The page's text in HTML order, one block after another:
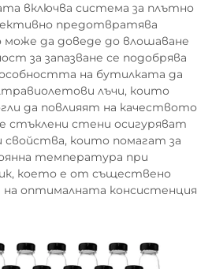
включва система за плътно
предотвратява
може да доведе до влошаване
за запазване се подобрява
на бутилката да
лъчи, които
да повлияят на качеството
стъклени стени осигуряват
свойства, които помагат за
температура при
което е от съществено
на оптималната консистенция